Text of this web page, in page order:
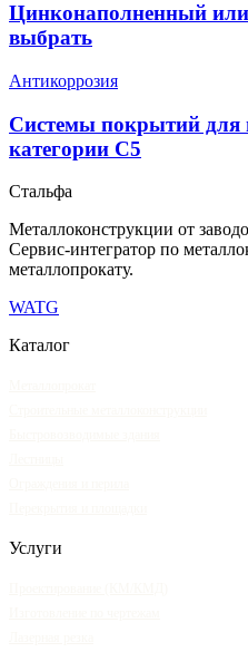
Цинконаполненный
выбрать
Антикоррозия
Системы покрытий для
категории C5
Стальфа
Металлоконструкции от
Сервис-интегратор по
металлопрокату.
WATG
Каталог
Услуги